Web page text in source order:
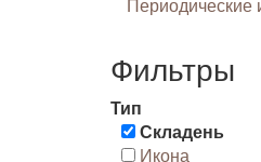
Фильтры
Тип
Складень
Икона